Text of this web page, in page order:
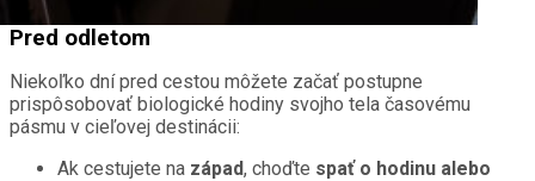
Pred odletom
Niekoľko dní pred cestou môžete začať postupne
prispôsobovať biologické hodiny svojho tela časovému
pásmu v cieľovej destinácii:
Ak cestujete na západ, choďte spať o hodinu alebo